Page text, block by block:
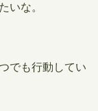
いな。
でも行動してい